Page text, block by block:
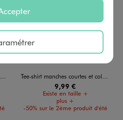
Tee-shirt manches courtes et col rond homme
9,99 €
Existe en taille +
plus +
-50% sur le 2ème produit d'été